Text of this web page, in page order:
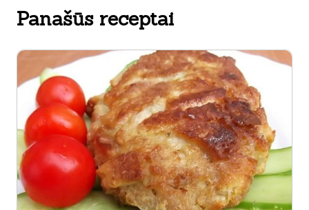
Panašūs receptai